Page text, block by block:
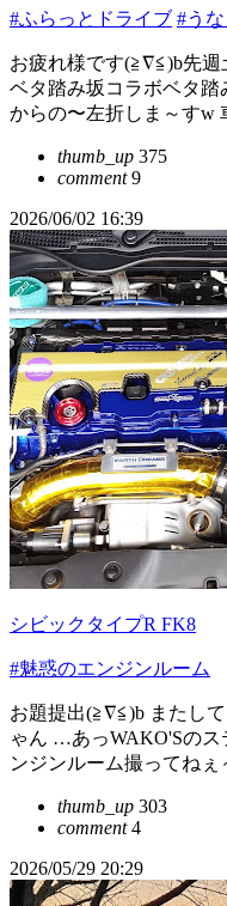
#ふらっとドライブ #う
お疲れ様です(≧∇≦)b先
ベタ踏み坂コラボベタ
からの〜左折しま～すw
thumb_up 375
comment9
2026/06/02 16:39
シビックタイプR FK8
#魅惑のエンジンルーム
お題提出(≧∇≦)b またし
ゃん …あっWAKO'Sのス
ンジンルーム撮ってねぇ
thumb_up 303
comment4
2026/05/29 20:29